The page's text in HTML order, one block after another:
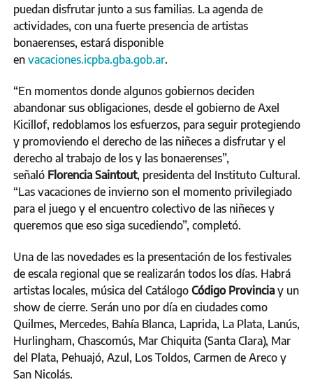
puedan disfrutar junto a sus familias. La agenda de
actividades, con una fuerte presencia de artistas
bonaerenses, estará disponible
en vacaciones.icpba.gba.gob.ar.
“En momentos donde algunos gobiernos deciden
abandonar sus obligaciones, desde el gobierno de Axel
Kicillof, redoblamos los esfuerzos, para seguir protegiendo
y promoviendo el derecho de las niñeces a disfrutar y el
derecho al trabajo de los y las bonaerenses”,
señaló Florencia Saintout, presidenta del Instituto Cultural.
“Las vacaciones de invierno son el momento privilegiado
para el juego y el encuentro colectivo de las niñeces y
queremos que eso siga sucediendo”, completó.
Una de las novedades es la presentación de los festivales
de escala regional que se realizarán todos los días. Habrá
artistas locales, música del Catálogo Código Provincia y un
show de cierre. Serán uno por día en ciudades como
Quilmes, Mercedes, Bahía Blanca, Laprida, La Plata, Lanús,
Hurlingham, Chascomús, Mar Chiquita (Santa Clara), Mar
del Plata, Pehuajó, Azul, Los Toldos, Carmen de Areco y
San Nicolás.